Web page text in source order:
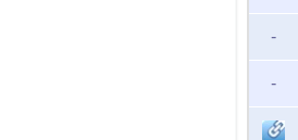
-
-